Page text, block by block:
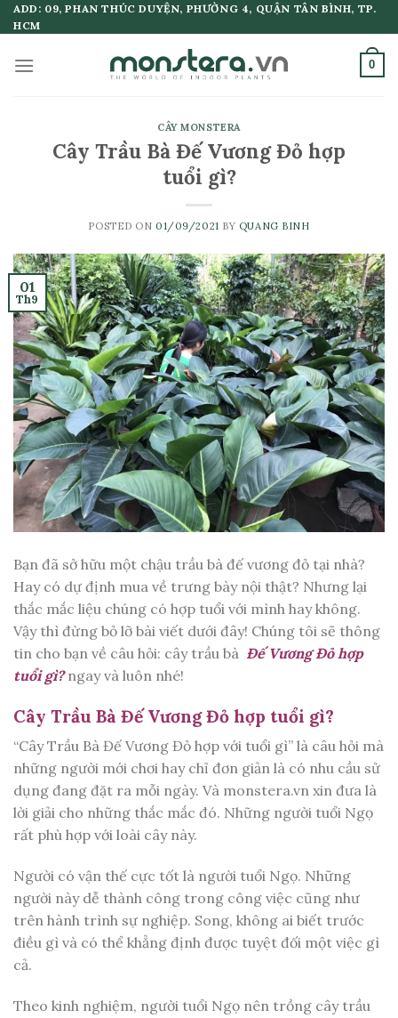
Skip
to
ADD: 09, PHAN THÚC DUYỆN, PHƯỜNG 4, QUẬN TÂN BÌNH, TP.
HCM
0
CÂY MONSTERA
Cây Trầu Bà Đế Vương Đỏ hợp
tuổi gì?
POSTED ON 01/09/2021 BY QUANG BINH
01
Th9
Bạn đã sở hữu một chậu trầu bà đế vương đỏ tại nhà?
Hay có dự định mua về trưng bày nội thật? Nhưng lại
thắc mắc liệu chúng có hợp tuổi với mình hay không.
Vậy thì đừng bỏ lỡ bài viết dưới đây! Chúng tôi sẽ thông
tin cho bạn về câu hỏi: cây trầu bà Đế Vương Đỏ hợp
tuổi gì?ngay và luôn nhé!
Cây Trầu Bà Đế Vương Đỏ hợp tuổi gì?
“Cây Trầu Bà Đế Vương Đỏ hợp với tuổi gì” là câu hỏi mà
những người mới chơi hay chỉ đơn giản là có nhu cầu sử
dụng đang đặt ra mỗi ngày. Và monstera.vn xin đưa là
lời giải cho những thắc mắc đó. Những người tuổi Ngọ
rất phù hợp với loài cây này.
Người có vận thế cực tốt là người tuổi Ngọ. Những
người này dễ thành công trong công việc cũng như
trên hành trình sự nghiệp. Song, không ai biết trước
điều gì và có thể khẳng định được tuyệt đối một việc gì
cả.
Theo kinh nghiệm, người tuổi Ngọ nên trồng cây trầu